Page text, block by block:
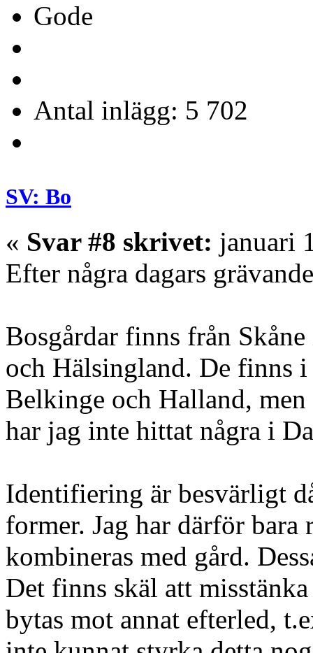
Gode
Antal inlägg: 5 702
SV: Bo
« Svar #8 skrivet: januari
Efter några dagars grävande
Bosgårdar finns från
och Hälsingland. De finns i
Belkinge och Halland,
har jag inte hittat några i
Identifiering är besvärligt
former. Jag har därför bara
kombineras med gård.
Det finns skäl att
bytas mot annat efterled,